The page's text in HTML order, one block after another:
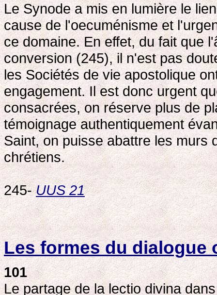
Le Synode a mis en lumière le
cause de l'oecuménisme et
ce domaine. En effet, du fait que
conversion (245), il n'est pas
les Sociétés de vie apostolique
engagement. Il est donc urgent
consacrées, on réserve plus de
témoignage authentiquement
Saint, on puisse abattre les murs
chrétiens.
245-UUS 21
Les formes du dialogue
101
Le partage de la lectio divina